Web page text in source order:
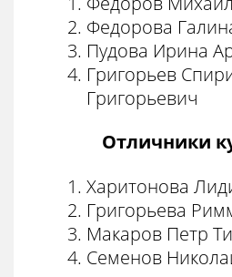
Федорова
Пудова Ирина
Григорьев
Григорьевич
Отличники
Харитонова
Григорьева
Макаров Петр
Семенов